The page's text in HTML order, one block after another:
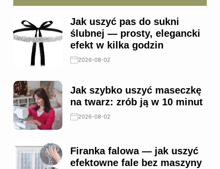
Jak uszyć pas do sukni
ślubnej — prosty, elegancki
efekt w kilka godzin
2026-08-02
Jak szybko uszyć maseczkę
na twarz: zrób ją w 10 minut
2026-08-02
Firanka falowa — jak uszyć
efektowne fale bez maszyny